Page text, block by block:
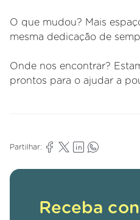
O que mudou? Mais
mesma dedicação de
Onde nos encontrar?
prontos para o ajudar a
Partilhar:
Receba